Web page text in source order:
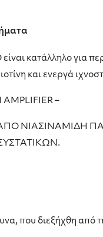
κατάλληλο για
και ενεργά
AMPLIFIER –
ΝΙΑΣΙΝΑΜΙΔΗ
που διεξήχθη από